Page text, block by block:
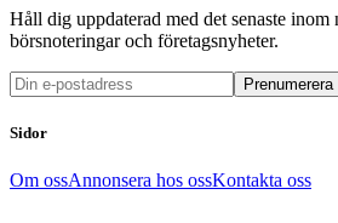
Håll dig uppdaterad med det senaste inom
börsnoteringar och företagsnyheter.
Prenumerera
Sidor
Om ossAnnonsera hos ossKontakta oss